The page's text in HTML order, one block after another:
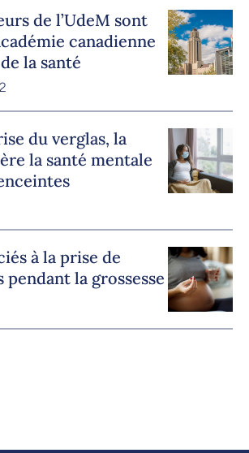
de l’UdeM sont
canadienne
la santé
du verglas, la
la santé mentale
à la prise de
la grossesse